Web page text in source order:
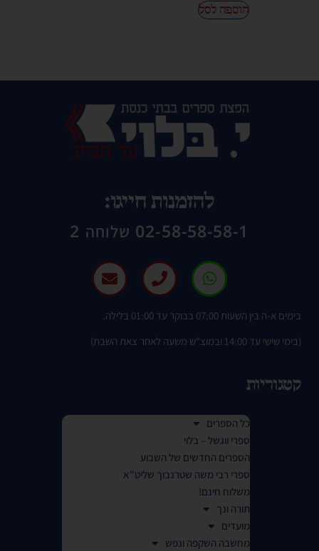
הוספה לסל
להזמנות חייגו:
02-58-58-58-1 שלוחה 2
בימים א-ה בין השעות 07:00 בבוקר עד 01:00 בלילה.
(בימי שישי עד 14:00 ובמוצ"ש משעה לאחר צאת השבת)
קטגוריות
כל הספרים
ספרי ווגשל – בלוי
הספרים החדשים של השבוע
ספרי רבי משה שטרנבוך שליט"א
משלוח חינם!
תורה ונך
מועדים
מחשבה השקפה ונפש